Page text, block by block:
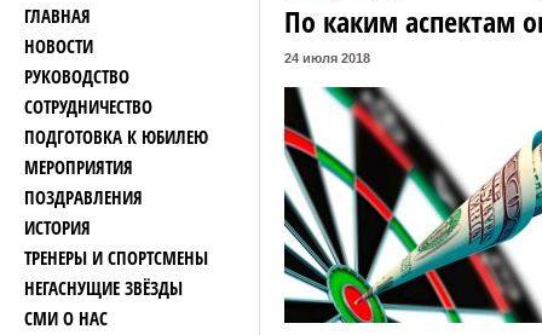
ГЛАВНАЯ
НОВОСТИ
РУКОВОДСТВО
СОТРУДНИЧЕСТВО
ПОДГОТОВКА К ЮБИЛЕЮ
МЕРОПРИЯТИЯ
ПОЗДРАВЛЕНИЯ
ИСТОРИЯ
ТРЕНЕРЫ И СПОРТСМЕНЫ
НЕГАСНУЩИЕ ЗВЁЗДЫ
СМИ О НАС
По каким аспектам
24 июля 2018